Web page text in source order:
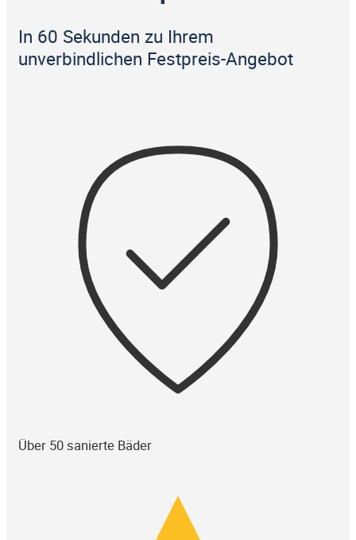
In 60 Sekunden zu Ihrem
unverbindlichen Festpreis-Angebot
Über 50 sanierte Bäder